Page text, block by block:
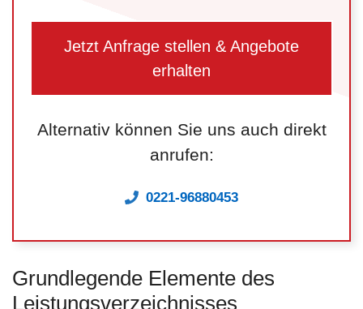
Jetzt Anfrage stellen & Angebote
erhalten
Alternativ können Sie uns auch direkt
anrufen:
0221-96880453
Grundlegende Elemente des
Leistungsverzeichnisses